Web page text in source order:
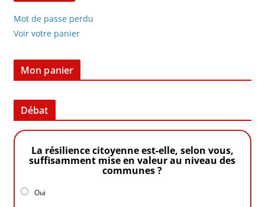
Mot de passe perdu
Voir votre panier
Mon panier
Débat
La résilience citoyenne est-elle, selon vous,
suffisamment mise en valeur au niveau des
communes ?
Oui